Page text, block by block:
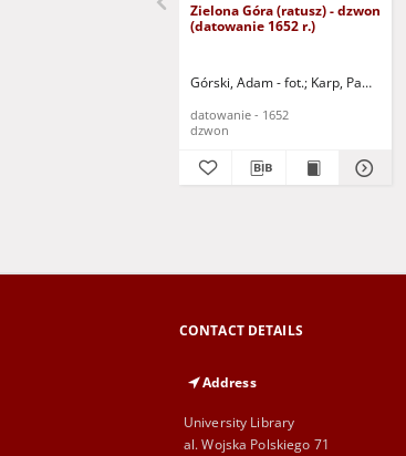
Zielona Góra (ratusz) - dzwon
(datowanie 1652 r.)
Górski, Adam - fot. Karp, Paweł - fot.
datowanie - 1652
dzwon
CONTACT DETAILS
Address
University Library
al. Wojska Polskiego 71